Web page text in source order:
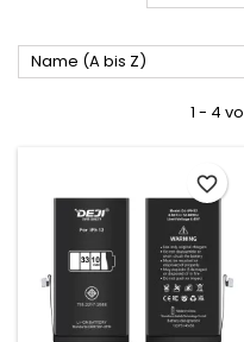
Name (A bis Z)
1 - 4
favorite_border